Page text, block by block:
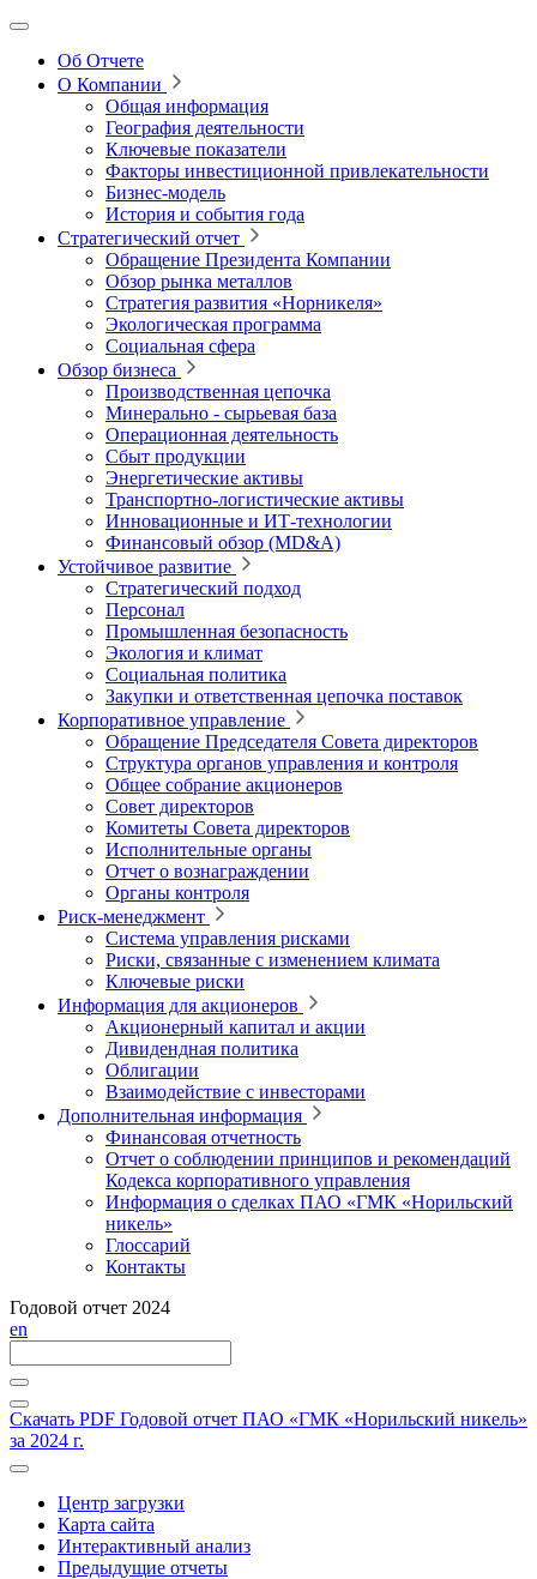
Об Отчете
О Компании
Общая информация
География деятельности
Ключевые показатели
Факторы инвестиционной привлекательности
Бизнес-модель
История и события года
Стратегический отчет
Обращение Президента Компании
Обзор рынка металлов
Стратегия развития «Норникеля»
Экологическая программа
Социальная сфера
Обзор бизнеса
Производственная цепочка
Минерально ‑ сырьевая база
Операционная деятельность
Сбыт продукции
Энергетические активы
Транспортно-логистические активы
Инновационные и ИТ‑технологии
Финансовый обзор (MD&A)
Устойчивое развитие
Стратегический подход
Персонал
Промышленная безопасность
Экология и климат
Социальная политика
Закупки и ответственная цепочка поставок
Корпоративное управление
Обращение Председателя Совета директоров
Структура органов управления и контроля
Общее собрание акционеров
Совет директоров
Комитеты Совета директоров
Исполнительные органы
Отчет о вознаграждении
Органы контроля
Риск-менеджмент
Система управления рисками
Риски, связанные с изменением климата
Ключевые риски
Информация для акционеров
Акционерный капитал и акции
Дивидендная политика
Облигации
Взаимодействие с инвесторами
Дополнительная информация
Финансовая отчетность
Отчет о соблюдении принципов и рекомендаций
Кодекса корпоративного управления
Информация о сделках ПАО «ГМК «Норильский
никель»
Глоссарий
Контакты
Годовой отчет 2024
en
Скачать PDF Годовой отчет ПАО «ГМК «Норильский никель»
за 2024 г.
Центр загрузки
Карта сайта
Интерактивный анализ
Предыдущие отчеты